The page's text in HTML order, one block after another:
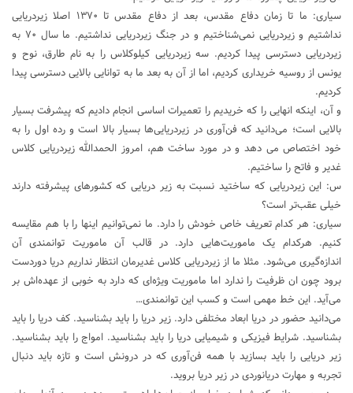
سیاری: ما تا زمان دفاع مقدس، بعد از دفاع مقدس تا ۱۳۷۰ اصلا زیردریایی
نداشتیم و زیردریایی نمی‌شناختیم و در جنگ زیردریایی نداشتیم. ما سال ۷۰ به
زیردریایی دسترسی پیدا کردیم. سه زیردریایی کیلوکلاس را به نام طارق، نوح و
یونس از روسیه خریداری کردیم، اما از آن به بعد ما به توانایی بالایی دسترسی پیدا
کردیم.
و آن، اینکه انهایی را که خریدیم را تعمیرات اساسی انجام دادیم که پیشرفت بسیار
بالایی است؛ می‌دانید که فن‌آوری در زیردریایی‌ها بسیار بالا است و رده اول را به
خود اختصاص می دهد و در مورد ساخت هم، امروز الحمدالله زیردریایی کلاس
غدیر و فاتح را ساختیم.
س: این زیردریایی که ساختید نسبت به زیر دریایی که کشورهای پیشرفته دارند
خیلی عقب‌تر است؟
سیاری: هر کدام تعریف خاص خودش را دارد. ما نمی‌توانیم اینها را با هم مقایسه
کنیم. هرکدام یک ماموریت‌هایی دارد. در قالب آن ماموریت توانمندی آن
اندازه‌گیری می‌شود. مثلا ما از زیردریایی کلاس غدیرمان انتظار نداریم دریا دوردست
برود چون ان ظرفیت را ندارد اما ماموریت ویژه‌ای که دارد به خوبی از عهده‌اش بر
می‌آید. این خط مهمی است و کسب این توانمندی…
می‌دانید حضور در دریا ابعاد مختلفی دارد. زیر دریا را باید بشناسید. کف دریا را باید
بشناسید. شرایط فیزیکی و شیمیایی دریا را باید بشناسید. امواج را باید بشناسید.
زیر دریایی را باید بسازید با همه فن‌آوری که در درونش است و تازه باید دنبال
تجربه و مهارت دریانوردی در زیر دریا بروید.